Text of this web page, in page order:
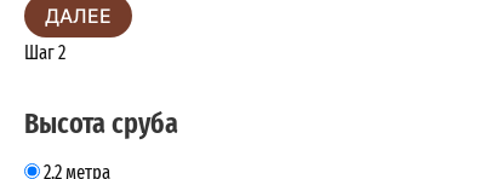
ДАЛЕЕ
Шаг 2
Высота сруба
2.2 метра